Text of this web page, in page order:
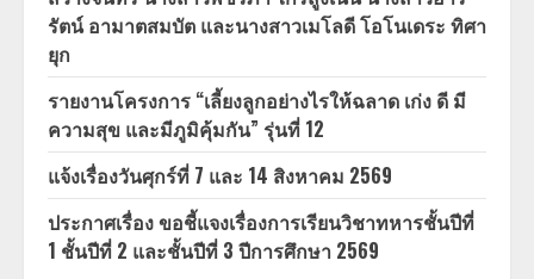
รัตน์ อามาตสมบัต และนางสาวเมโลดี โอโนเดระ ทิศา
ยุก
รายงานโครงการ “เลี้ยงลูกอย่างไรให้ฉลาด เก่ง ดี มี
ความสุข และมีภูมิคุ้มกัน” รุ่นที่ 12
แจ้งเรื่องวันศุกร์ที่ 7 และ 14 สิงหาคม 2569
ประกาศเรื่อง ขอชี้แจงเรื่องการเรียนวิชาทหารชั้นปีที่
1 ชั้นปีที่ 2 และชั้นปีที่ 3 ปีการศึกษา 2569